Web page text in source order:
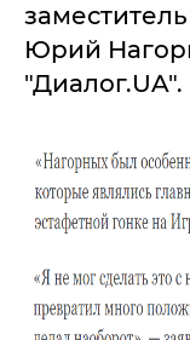
Юрий
"Диалог.UA".